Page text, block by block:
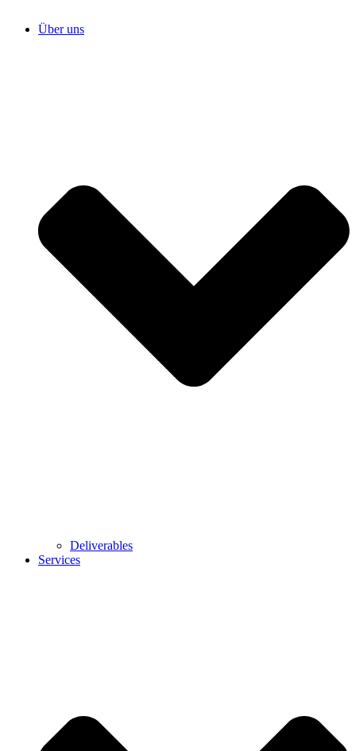
Über uns
Deliverables
Services